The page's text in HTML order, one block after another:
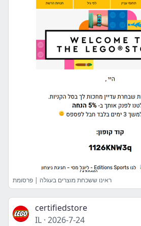
ראינו ששכחת מוצרים בעגלה | פרסומת
certifiedstore
IL · 2026-7-24